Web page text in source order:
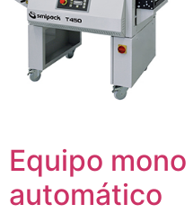
Equipo
automático